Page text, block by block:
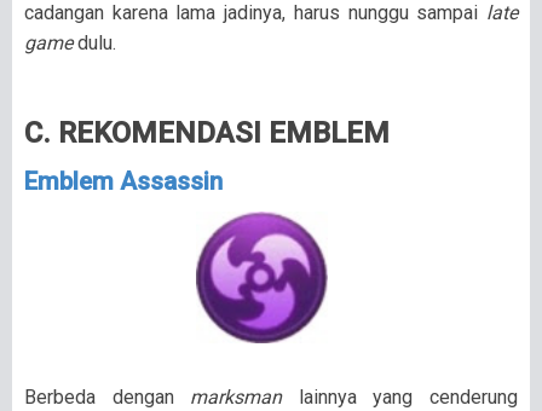
cadangan karena lama jadinya, harus nunggu sampai late
gamedulu.
C. REKOMENDASI EMBLEM
Emblem Assassin
Berbeda dengan marksmanlainnya yang cenderung